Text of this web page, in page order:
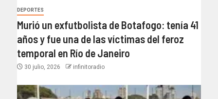
DEPORTES
Murió un exfutbolista de Botafogo: tenía 41
años y fue una de las víctimas del feroz
temporal en Río de Janeiro
30 julio, 2026 infinitoradio